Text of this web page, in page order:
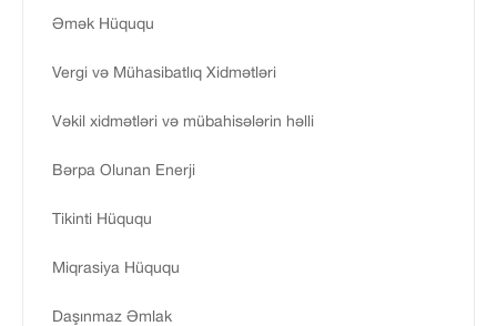
Əmək Hüququ
Vergi və Mühasibatlıq Xidmətləri
Vəkil xidmətləri və mübahisələrin həlli
Bərpa Olunan Enerji
Tikinti Hüququ
Miqrasiya Hüququ
Daşınmaz Əmlak